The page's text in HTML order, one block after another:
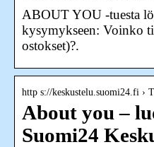
ABOUT YOU -tuesta
kysymykseen: Voinko
ostokset)?.
http s://keskustelu.suomi24.fi ›
About you –
Suomi24